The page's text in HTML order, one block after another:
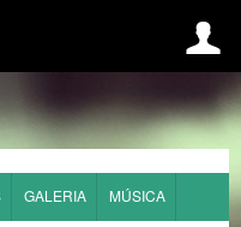
SITE
GALERIA MÚSICA